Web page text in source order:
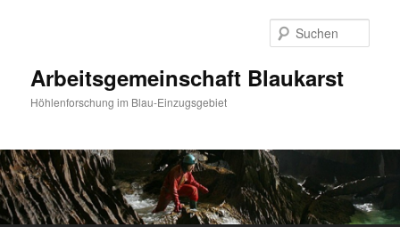
Arbeitsgemeinschaft Blaukarst
Höhlenforschung im Blau-Einzugsgebiet